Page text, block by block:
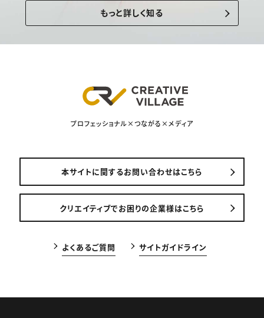
もっと詳しく知る
プロフェッショナル×つながる×メディア
本サイトに関するお問い合わせはこちら
クリエイティブでお困りの企業様はこちら
よくあるご質問 サイトガイドライン